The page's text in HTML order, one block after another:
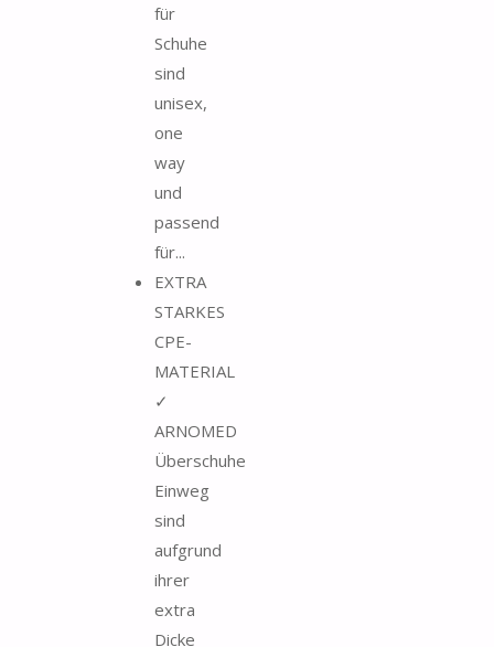
für
Schuhe
sind
unisex,
one
way
und
passend
für...
EXTRA
STARKES
CPE-
MATERIAL
✓
ARNOMED
Überschuhe
Einweg
sind
aufgrund
ihrer
extra
Dicke